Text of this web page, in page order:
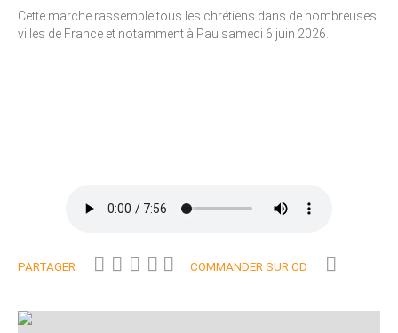
Cette marche rassemble tous les chrétiens dans de nombreuses
villes de France et notamment à Pau samedi 6 juin 2026.
PARTAGER COMMANDER SUR CD